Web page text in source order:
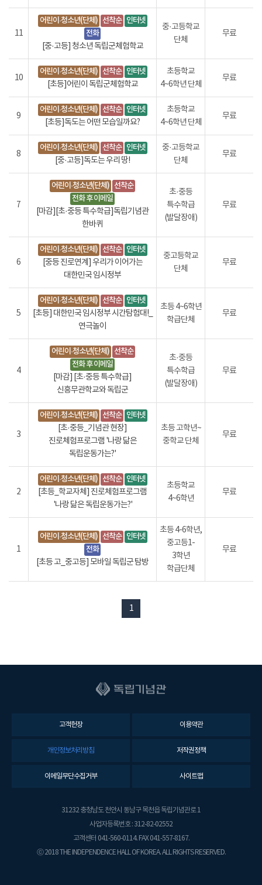
11
어린이·청소년(단체) 선착순 인터넷
전화
[중·고등] 청소년 독립군체험학교
중·고등학교
단체
무료
10
어린이·청소년(단체) 선착순 인터넷
[초등]어린이 독립군체험학교
초등학교
4~6학년 단체
무료
9
어린이·청소년(단체) 선착순 인터넷
[초등]독도는 어떤 모습일까요?
초등학교
4~6학년 단체
무료
8
어린이·청소년(단체) 선착순 인터넷
[중·고등]독도는 우리 땅!
중·고등학교
단체
무료
7
어린이·청소년(단체) 선착순
전화 후 이메일
[마감][초·중등 특수학급]독립기념관
한바퀴
초·중등
특수학급
(발달장애)
무료
6
어린이·청소년(단체) 선착순 인터넷
[중등 진로연계] 우리가 이어가는
대한민국 임시정부
중고등학교
단체
무료
5
어린이·청소년(단체) 선착순 인터넷
[초등] 대한민국 임시정부 시간탐험대!_
연극놀이
초등 4~6학년
학급단체
무료
4
어린이·청소년(단체) 선착순
전화 후 이메일
[마감] [초·중등 특수학급]
신흥무관학교와 독립군
초·중등
특수학급
(발달장애)
무료
3
어린이·청소년(단체) 선착순 인터넷
[초·중등_기념관 현장]
진로체험프로그램 '나랑 닮은
독립운동가는?'
초등 고학년~
중학교 단체
무료
2
어린이·청소년(단체) 선착순 인터넷
[초등_학교자체] 진로체험프로그램
'나랑 닮은 독립운동가는?'
초등학교
4~6학년
무료
1
어린이·청소년(단체) 선착순 인터넷
전화
[초등 고_중고등] 모바일 독립군 탐방
초등 4-6학년,
중고등1-
3학년
학급단체
무료
1
고객헌장 이용약관
개인정보처리방침 저작권정책
이메일무단수집거부 사이트맵
31232 충청남도 천안시 동남구 목천읍 독립기념관로 1
사업자등록번호 : 312-82-02552
고객센터 041-560-0114. FAX 041-557-8167.
ⓒ 2018 THE INDEPENDENCE HALL OF KOREA. ALL RIGHTS RESERVED.